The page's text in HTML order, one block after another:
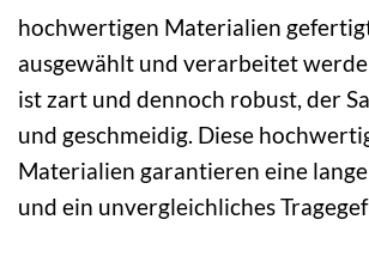
hochwertigen Materialien
ausgewählt und verarbeitet
ist zart und dennoch robust, der
und geschmeidig. Diese
Materialien garantieren eine
und ein unvergleichliches